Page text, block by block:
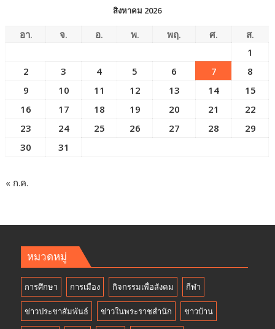
สิงหาคม 2026
อา. จ. อ. พ. พฤ. ศ.
ส.
1
2
3 4 5 6 7
8
9
10 11 12 13 14
15
16
17 18 19 20 21
22
23
24 25 26 27 28
29
30
31
« ก.ค.
หมวดหมู่
การศึกษา การเมือง กิจกรรมเพื่อสังคม กีฬา
ข่าวประชาสัมพันธ์ ข่าวในพระราชสำนัก ชาวบ้าน